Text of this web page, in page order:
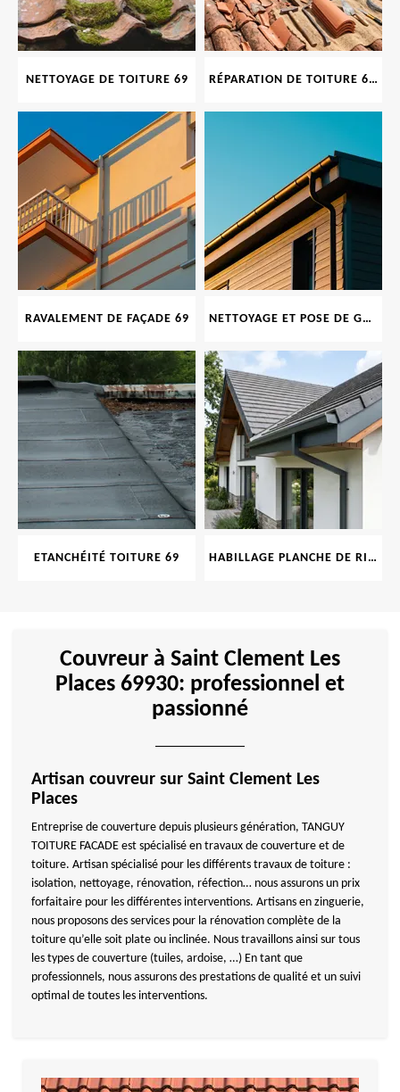
NETTOYAGE DE TOITURE 69 RÉPARATION DE TOITURE 69 RHONE, TUILES CASSÉES OU ABIMÉES
RAVALEMENT DE FAÇADE 69 NETTOYAGE ET POSE DE GOUTTIÈRE 69
ETANCHÉITÉ TOITURE 69 HABILLAGE PLANCHE DE RIVE 69
Couvreur à Saint Clement Les
Places 69930: professionnel et
passionné
Artisan couvreur sur Saint Clement Les
Places
Entreprise de couverture depuis plusieurs génération, TANGUY
TOITURE FACADE est spécialisé en travaux de couverture et de
toiture. Artisan spécialisé pour les différents travaux de toiture :
isolation, nettoyage, rénovation, réfection… nous assurons un prix
forfaitaire pour les différentes interventions. Artisans en zinguerie,
nous proposons des services pour la rénovation complète de la
toiture qu’elle soit plate ou inclinée. Nous travaillons ainsi sur tous
les types de couverture (tuiles, ardoise, …) En tant que
professionnels, nous assurons des prestations de qualité et un suivi
optimal de toutes les interventions.